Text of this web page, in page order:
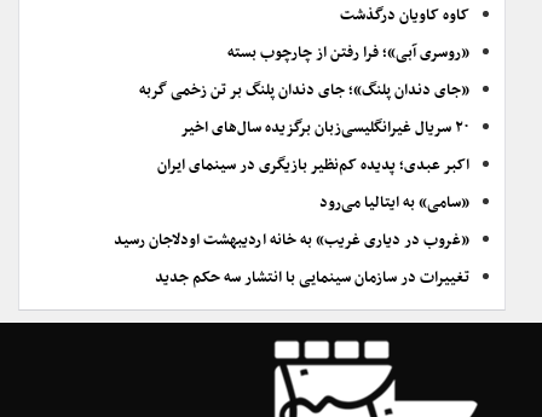
کاوه کاویان درگذشت
«روسری آبی»؛ فرا رفتن از چارچوب بسته
«جای دندان پلنگ»؛ جای دندان پلنگ بر تن زخمی گربه
۲۰ سریال غیرانگلیسی‌زبان برگزیده سال‌های اخیر
اکبر عبدی؛ پدیده کم‌نظیر بازیگری در سینمای ایران
«سامی» به ایتالیا می‌رود
«غروب در دیاری غریب» به خانه اردیبهشت اودلاجان رسید
تغییرات در سازمان سینمایی با انتشار سه حکم جدید